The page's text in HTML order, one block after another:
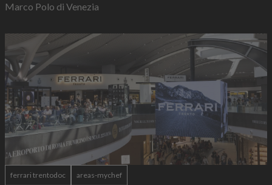
Marco Polo di Venezia
ferrari trentodoc areas-mychef